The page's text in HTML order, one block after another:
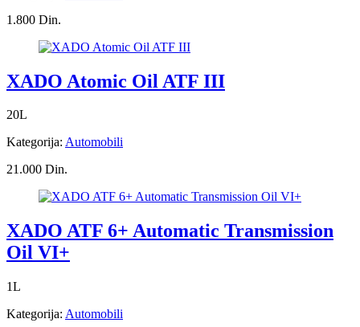
1.800 Din.
XADO Atomic Oil ATF III
20L
Kategorija: Automobili
21.000 Din.
XADO ATF 6+ Automatic Transmission
Oil VI+
1L
Kategorija: Automobili